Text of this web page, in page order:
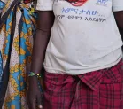
unsere
gewinnen.
den